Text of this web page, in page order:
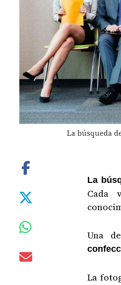
La búsqueda
La
Cada
Una
La